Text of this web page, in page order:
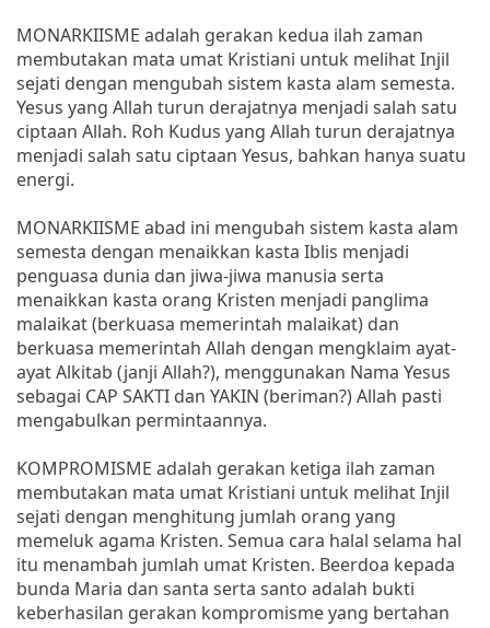
MONARKIISME adalah gerakan kedua ilah zaman
membutakan mata umat Kristiani untuk melihat Injil
sejati dengan mengubah sistem kasta alam semesta.
Yesus yang Allah turun derajatnya menjadi salah satu
ciptaan Allah. Roh Kudus yang Allah turun derajatnya
menjadi salah satu ciptaan Yesus, bahkan hanya suatu
energi.
MONARKIISME abad ini mengubah sistem kasta alam
semesta dengan menaikkan kasta Iblis menjadi
penguasa dunia dan jiwa-jiwa manusia serta
menaikkan kasta orang Kristen menjadi panglima
malaikat (berkuasa memerintah malaikat) dan
berkuasa memerintah Allah dengan mengklaim ayat-
ayat Alkitab (janji Allah?), menggunakan Nama Yesus
sebagai CAP SAKTI dan YAKIN (beriman?) Allah pasti
mengabulkan permintaannya.
KOMPROMISME adalah gerakan ketiga ilah zaman
membutakan mata umat Kristiani untuk melihat Injil
sejati dengan menghitung jumlah orang yang
memeluk agama Kristen. Semua cara halal selama hal
itu menambah jumlah umat Kristen. Beerdoa kepada
bunda Maria dan santa serta santo adalah bukti
keberhasilan gerakan kompromisme yang bertahan